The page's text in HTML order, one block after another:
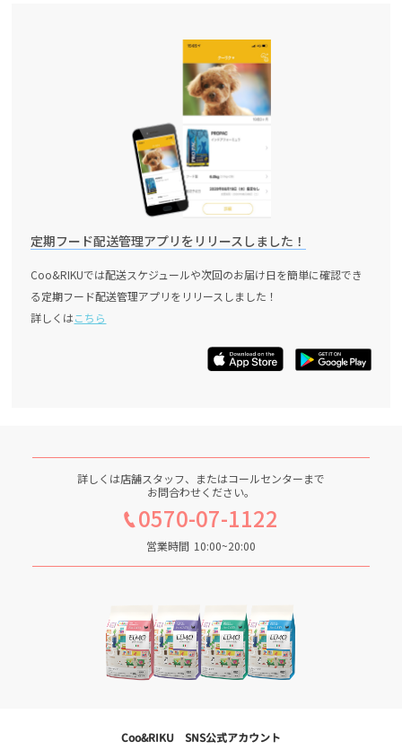
定期フード配送管理アプリをリリースしました！
Coo&RIKUでは配送スケジュールや次回のお届け日を簡単に確認でき
る定期フード配送管理アプリをリリースしました！
詳しくはこちら
詳しくは店舗スタッフ、またはコールセンターまで
お問合わせください。
0570-07-1122
営業時間 10:00~20:00
Coo&RIKU SNS公式アカウント